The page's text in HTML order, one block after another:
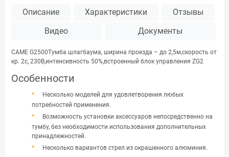
Описание Характеристики Отзывы
Видео Документы
CAME G2500Тумба шлагбаума, ширина проезда – до 2,5м,скорость от
кр. 2с, 230В,интенсивность 50%,встроенный блок управления ZG2
Особенности
Несколько моделей для удовлетворения любых
потребностей применения.
Возможность установки аксессуаров непосредственно на
тумбу, без необходимости использования дополнительных
принадлежностей.
Несколько вариантов стрел из окрашенного алюминия.